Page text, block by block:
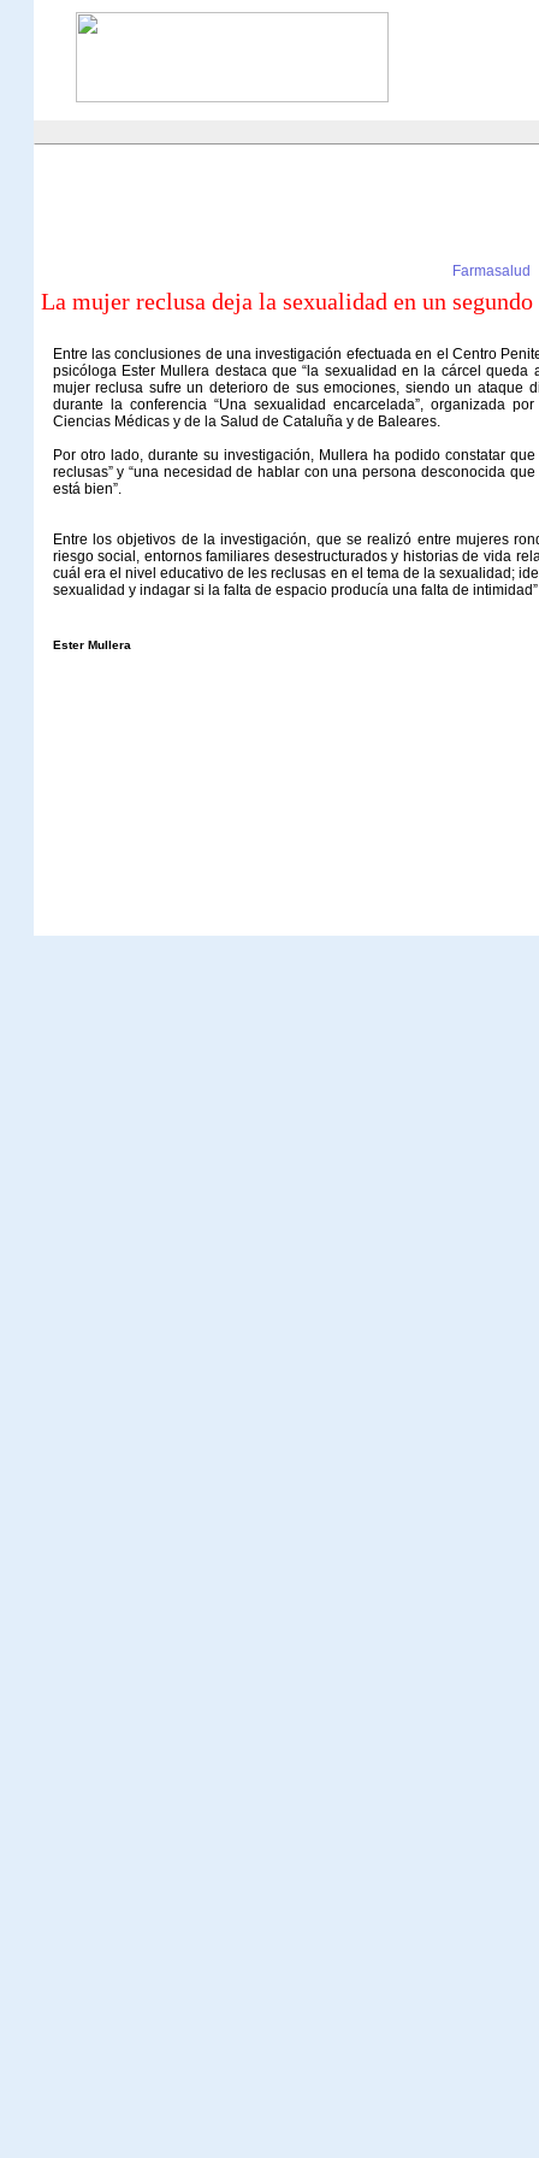
Farmasalud
La mujer reclusa deja la sexualidad en un segundo
Entre las conclusiones de una investigación efectuada en el Centro
psicóloga Ester Mullera destaca que “la sexualidad en la cárcel queda
mujer reclusa sufre un deterioro de sus emociones, siendo un ataque
durante la conferencia “Una sexualidad encarcelada”, organizada
Ciencias Médicas y de la Salud de Cataluña y de Baleares.
Por otro lado, durante su investigación, Mullera ha podido constatar
reclusas” y “una necesidad de hablar con una persona desconocida
está bien”.
Entre los objetivos de la investigación, que se realizó entre mujeres
riesgo social, entornos familiares desestructurados y historias de vida
cuál era el nivel educativo de les reclusas en el tema de la sexualidad;
sexualidad y indagar si la falta de espacio producía una falta de
Ester Mullera